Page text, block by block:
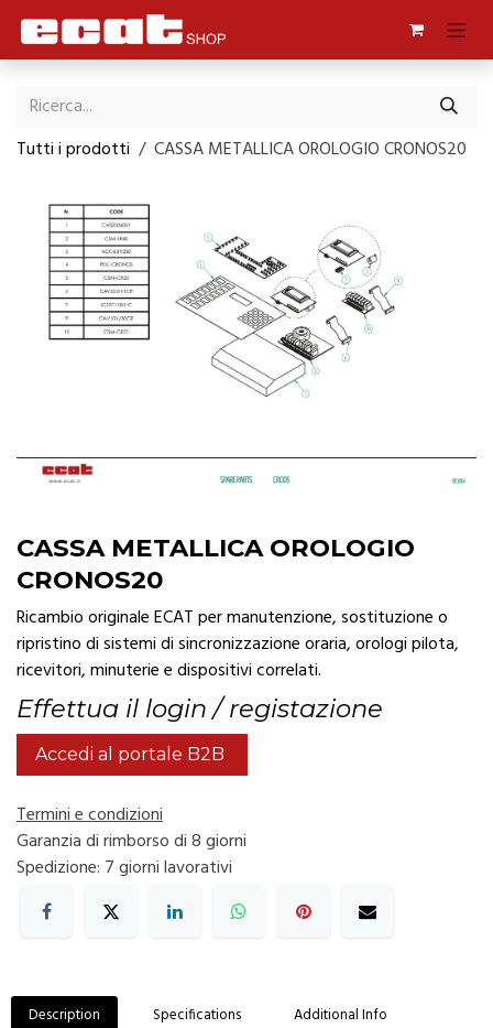
Passa al contenuto
Tutti i prodotti CASSA METALLICA OROLOGIO CRONOS20
CASSA METALLICA OROLOGIO
CRONOS20
Ricambio originale ECAT per manutenzione, sostituzione o
ripristino di sistemi di sincronizzazione oraria, orologi pilota,
ricevitori, minuterie e dispositivi correlati.
Effettua il login / registazione
Accedi al portale B2B
Termini e condizioni
Garanzia di rimborso di 8 giorni
Spedizione: 7 giorni lavorativi
Description Specifications Additional Info